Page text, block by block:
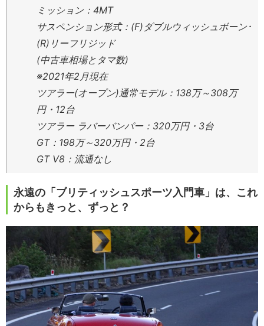
ミッション：4MT
サスペンション形式：(F)ダブルウィッシュボーン･
(R)リーフリジッド
(中古車相場とタマ数)
※2021年2月現在
ツアラー(オープン)通常モデル：138万～308万
円・12台
ツアラー ラバーバンパー：320万円・3台
GT：198万～320万円・2台
GT V8：流通なし
永遠の「ブリティッシュスポーツ入門車」は、これ
からもきっと、ずっと？